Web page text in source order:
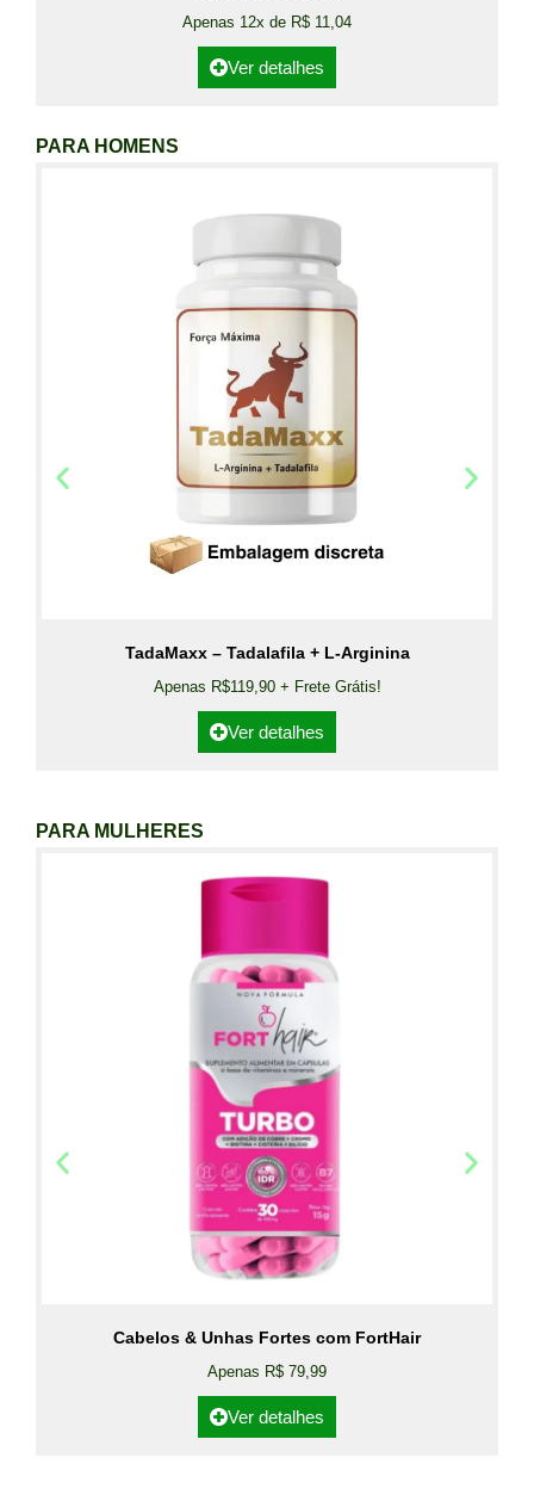
Apenas 12x de R$ 11,04
Ver detalhes
PARA HOMENS
TadaMaxx – Tadalafila + L-Arginina
Apenas R$119,90 + Frete Grátis!
Ver detalhes
PARA MULHERES
Cabelos & Unhas Fortes com FortHair
Apenas R$ 79,99
Ver detalhes